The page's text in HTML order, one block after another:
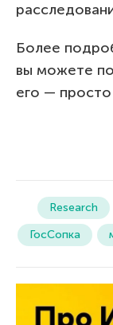
Более
вы можете
его — просто
Research
ГосСопка